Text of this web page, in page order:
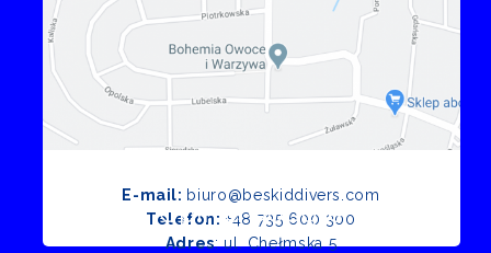
E-mail: biuro@beskiddivers.com
Telefon: +48 735 600 300
Adres: ul. Chełmska 5
Opinie Google